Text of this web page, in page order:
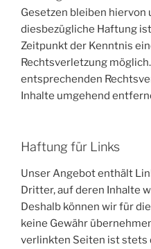
Gesetzen bleiben hiervon
diesbezügliche Haftung
Zeitpunkt der Kenntnis
Rechtsverletzung
entsprechenden
Inhalte umgehend
Haftung für Links
Unser Angebot enthält
Dritter, auf deren Inhalte
Deshalb können wir für
keine Gewähr
verlinkten Seiten ist stets